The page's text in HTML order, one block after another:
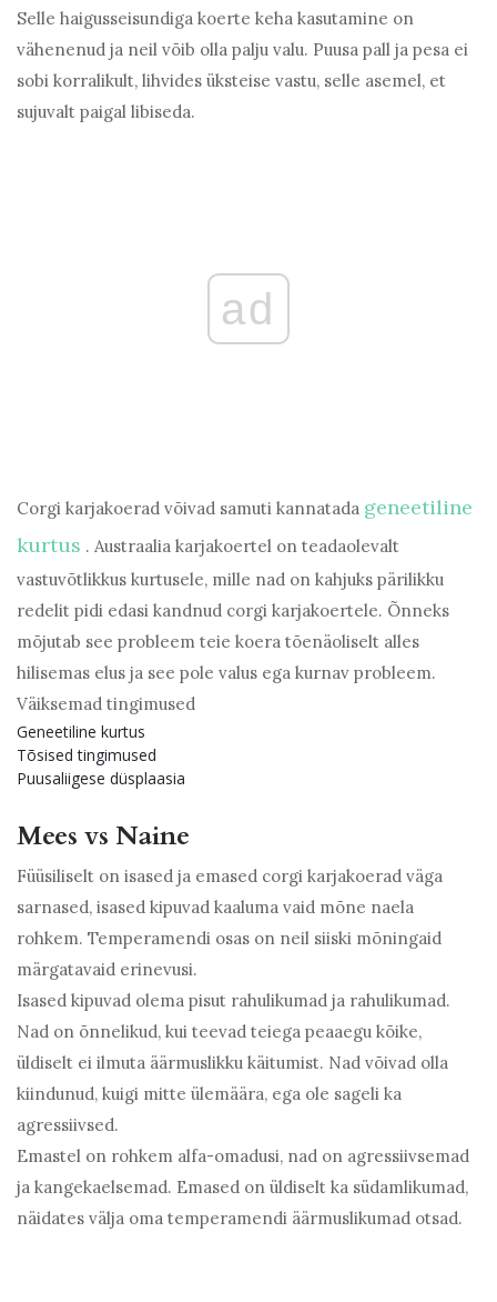
Selle haigusseisundiga koerte keha kasutamine on
vähenenud ja neil võib olla palju valu. Puusa pall ja pesa ei
sobi korralikult, lihvides üksteise vastu, selle asemel, et
sujuvalt paigal libiseda.
ad
Corgi karjakoerad võivad samuti kannatada geneetiline
kurtus . Austraalia karjakoertel on teadaolevalt
vastuvõtlikkus kurtusele, mille nad on kahjuks pärilikku
redelit pidi edasi kandnud corgi karjakoertele. Õnneks
mõjutab see probleem teie koera tõenäoliselt alles
hilisemas elus ja see pole valus ega kurnav probleem.
Väiksemad tingimused
Geneetiline kurtus
Tõsised tingimused
Puusaliigese düsplaasia
Mees vs Naine
Füüsiliselt on isased ja emased corgi karjakoerad väga
sarnased, isased kipuvad kaaluma vaid mõne naela
rohkem. Temperamendi osas on neil siiski mõningaid
märgatavaid erinevusi.
Isased kipuvad olema pisut rahulikumad ja rahulikumad.
Nad on õnnelikud, kui teevad teiega peaaegu kõike,
üldiselt ei ilmuta äärmuslikku käitumist. Nad võivad olla
kiindunud, kuigi mitte ülemäära, ega ole sageli ka
agressiivsed.
Emastel on rohkem alfa-omadusi, nad on agressiivsemad
ja kangekaelsemad. Emased on üldiselt ka südamlikumad,
näidates välja oma temperamendi äärmuslikumad otsad.